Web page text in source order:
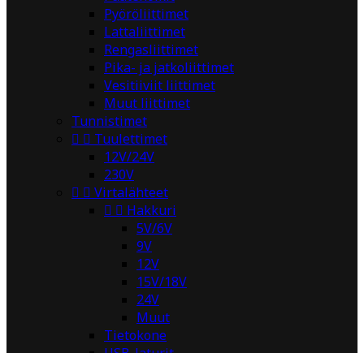
Pyöröliittimet
Lattaliittimet
Rengasliittimet
Pika- ja jatkoliittimet
Vesitiiviit liittimet
Muut liittimet
Tunnistimet
  Tuulettimet
12V/24V
230V
  Virtalähteet
  Hakkuri
5V/6V
9V
12V
15V/18V
24V
Muut
Tietokone